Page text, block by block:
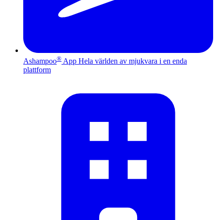
Ashampoo® App Hela världen av mjukvara i en enda
plattform